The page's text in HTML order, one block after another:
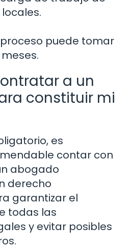
puede tomar
a un
constituir mi
es
contar con
abogado
derecho
garantizar el
todas las
y evitar posibles